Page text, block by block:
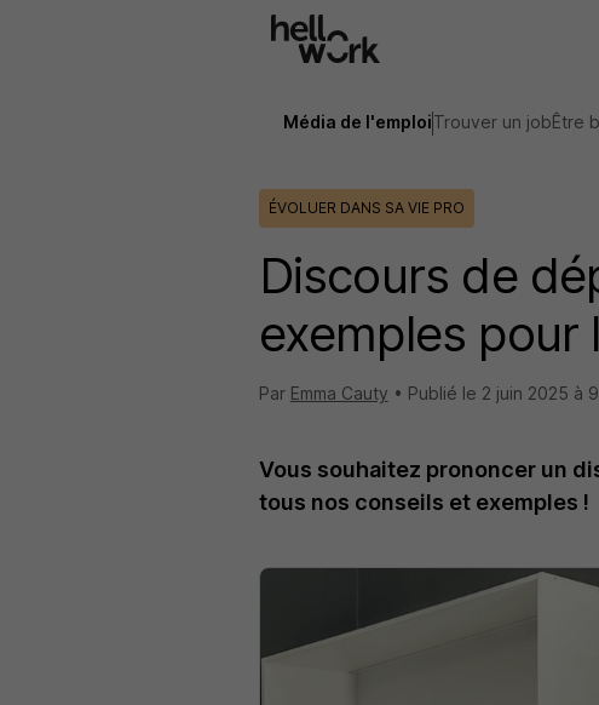
Média de l'emploiTrouver un jobÊtre
ÉVOLUER DANS SA VIE PRO
Discours de
exemples pour
Par Emma Cauty • Publié le 2 juin 2025 à
Vous souhaitez prononcer un
tous nos conseils et exemples !